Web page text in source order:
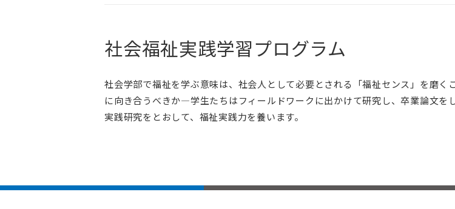
社会福祉実践学習プログラム
社会学部で福祉を学ぶ意味は、社会人として必要とされる「福祉センス」を磨く
に向き合うべきか―学生たちはフィールドワークに出かけて研究し、卒業論文を
実践研究をとおして、福祉実践力を養います。